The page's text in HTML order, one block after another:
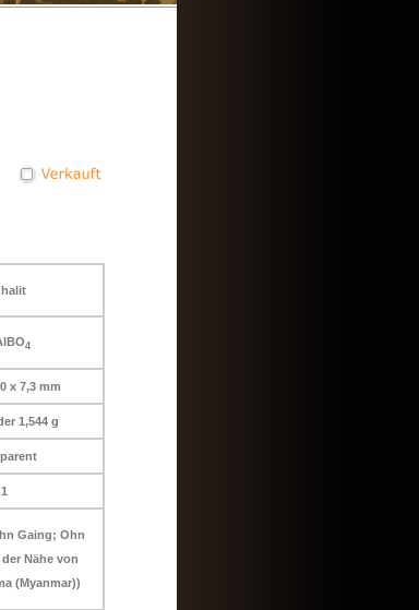
4
x 7,3 mm
1,544 g
1
Gaing; Ohn
Nähe von
(Myanmar))